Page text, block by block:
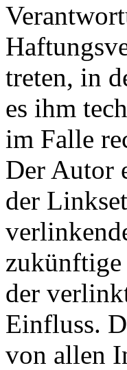
treten, in
es ihm
im Falle
Der Autor
der
zukünftige
der
Einfluss.
von allen